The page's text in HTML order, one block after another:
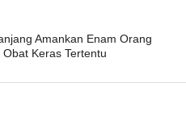
Amankan Enam Orang
Keras Tertentu